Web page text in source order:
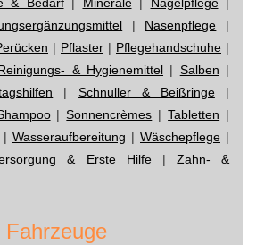
| Nasenpflege |
| Pflaster | Pflegehandschuhe |
& Hygienemittel | Salben |
| Schnuller & Beißringe|
|Sonnencrèmes |Tabletten |
| Wasseraufbereitung | Wäschepflege |
& Erste Hilfe| Zahn- &
Fahrzeuge